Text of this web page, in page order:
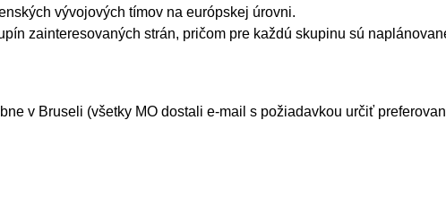
vývojových tímov na európskej úrovni.
zainteresovaných strán, pričom pre každú skupinu sú
v Bruseli (všetky MO dostali e-mail s požiadavkou určiť